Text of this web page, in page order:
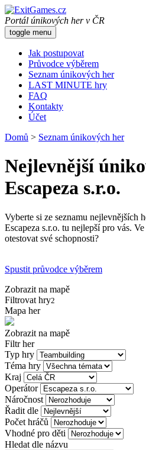
Portál únikových her v ČR
toggle menu
Jak postupovat
Průvodce výběrem
Seznam únikových her
LAST MINUTE hry
FAQ
Kontakty
Účet
Domů > Seznam únikových her
Nejlevnější
Escapeza s.r.o.
Vyberte si ze seznamu nejlevnějších
Escapeza s.r.o. tu nejlepší pro vás.
otestovat své schopnosti?
Spustit průvodce výběrem
Zobrazit na mapě
Filtrovat hry2
Mapa her
Zobrazit na mapě
Filtr her
Typ hry
Téma hry
Kraj
Operátor
Náročnost
Řadit dle
Počet hráčů
Vhodné pro děti
Hledat dle názvu